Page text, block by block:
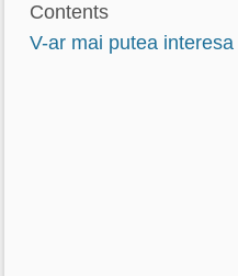
Contents
V-ar mai putea interesa